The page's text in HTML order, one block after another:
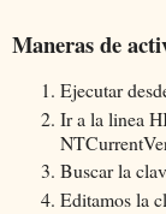
Maneras de
Ejecutar
Ir a la linea
Buscar la
Editamos la